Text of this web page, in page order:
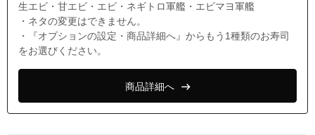
生エビ・甘エビ・エビ・ネギトロ軍艦・エビマヨ軍艦
・ネタの変更はできません。
・『オプションの設定・商品詳細へ』からもう1種類のお寿司
をお選びください。
商品詳細へ